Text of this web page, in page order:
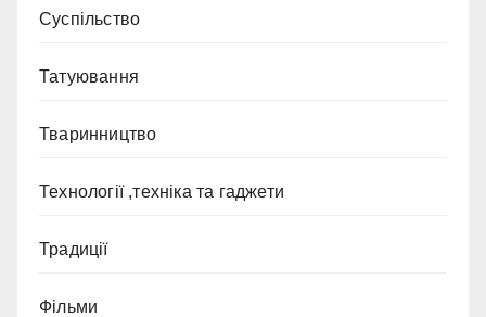
Суспільство
Татуювання
Тваринництво
Технології ,техніка та гаджети
Традиції
Фільми